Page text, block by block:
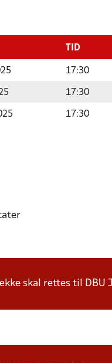
TID
17:30
17:30
17:30
skal rettes til DBU